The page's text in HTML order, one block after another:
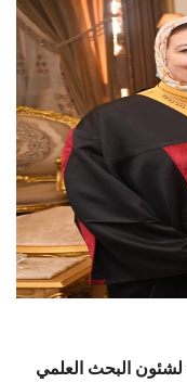
لشئون البحث العلمي